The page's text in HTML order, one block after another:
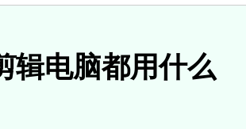
辑电脑都用什么